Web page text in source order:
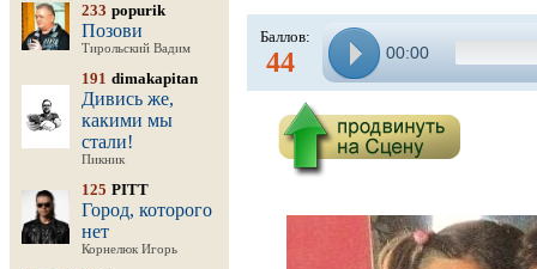
233 popurik
Позови
Тирольский Вадим
191 dimakapitan
Дивись же,
какими мы
стали!
Пикник
125 PITT
Город, которого
нет
Корнелюк Игорь
Баллов:
44 00:00